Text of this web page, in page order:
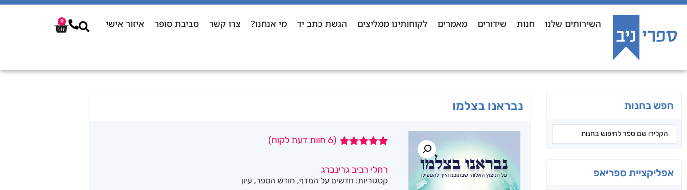
השירותים שלנו חנות שידורים מאמרים לקוחותינו ממליצים הגשת כתב יד מי אנחנו? צרו קשר סביבת סופר איזור אישי 0
חפש בחנות
אפליקציית ספריאפ
נבראנו בצלמו
5 מבוסס על
דירוגים של
(
6 חוות דעת לקוח)
רחלי רביב גרינברג
קטגוריות: חדשים על המדף, חודש הספר, עיון